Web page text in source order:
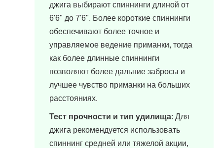
джига выбирают спиннинги длиной от
6'6" до 7'6". Более короткие спиннинги
обеспечивают более точное и
управляемое ведение приманки, тогда
как более длинные спиннинги
позволяют более дальние забросы и
лучшее чувство приманки на больших
расстояниях.
Тест прочности и тип удилища: Для
джига рекомендуется использовать
спиннинг средней или тяжелой акции,